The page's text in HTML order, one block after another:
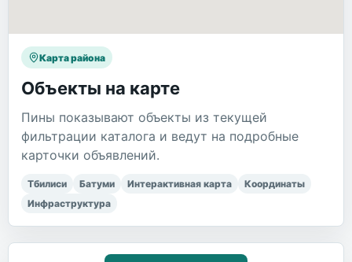
Карта района
Объекты на карте
Пины показывают объекты из текущей
фильтрации каталога и ведут на подробные
карточки объявлений.
Тбилиси Батуми Интерактивная карта
Координаты
Инфраструктура